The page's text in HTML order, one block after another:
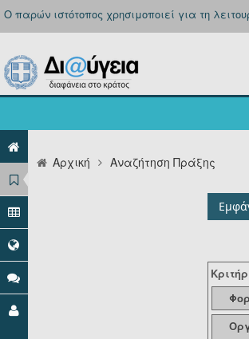
Ο παρών ιστότοπος χρησιμοποιεί για τη
Αρχική Αναζήτηση Πράξης